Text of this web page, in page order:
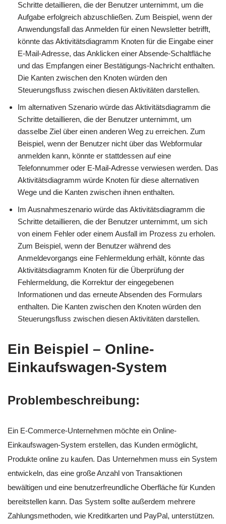
Schritte detaillieren, die der Benutzer unternimmt, um die
Aufgabe erfolgreich abzuschließen. Zum Beispiel, wenn der
Anwendungsfall das Anmelden für einen Newsletter betrifft,
könnte das Aktivitätsdiagramm Knoten für die Eingabe einer
E-Mail-Adresse, das Anklicken einer Absende-Schaltfläche
und das Empfangen einer Bestätigungs-Nachricht enthalten.
Die Kanten zwischen den Knoten würden den
Steuerungsfluss zwischen diesen Aktivitäten darstellen.
Im alternativen Szenario würde das Aktivitätsdiagramm die
Schritte detaillieren, die der Benutzer unternimmt, um
dasselbe Ziel über einen anderen Weg zu erreichen. Zum
Beispiel, wenn der Benutzer nicht über das Webformular
anmelden kann, könnte er stattdessen auf eine
Telefonnummer oder E-Mail-Adresse verwiesen werden. Das
Aktivitätsdiagramm würde Knoten für diese alternativen
Wege und die Kanten zwischen ihnen enthalten.
Im Ausnahmeszenario würde das Aktivitätsdiagramm die
Schritte detaillieren, die der Benutzer unternimmt, um sich
von einem Fehler oder einem Ausfall im Prozess zu erholen.
Zum Beispiel, wenn der Benutzer während des
Anmeldevorgangs eine Fehlermeldung erhält, könnte das
Aktivitätsdiagramm Knoten für die Überprüfung der
Fehlermeldung, die Korrektur der eingegebenen
Informationen und das erneute Absenden des Formulars
enthalten. Die Kanten zwischen den Knoten würden den
Steuerungsfluss zwischen diesen Aktivitäten darstellen.
Ein Beispiel – Online-
Einkaufswagen-System
Problembeschreibung:
Ein E-Commerce-Unternehmen möchte ein Online-
Einkaufswagen-System erstellen, das Kunden ermöglicht,
Produkte online zu kaufen. Das Unternehmen muss ein System
entwickeln, das eine große Anzahl von Transaktionen
bewältigen und eine benutzerfreundliche Oberfläche für Kunden
bereitstellen kann. Das System sollte außerdem mehrere
Zahlungsmethoden, wie Kreditkarten und PayPal, unterstützen.